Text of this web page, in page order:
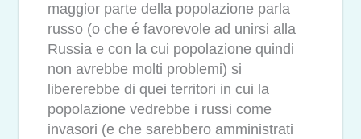
maggior parte della popolazione parla
russo (o che é favorevole ad unirsi alla
Russia e con la cui popolazione quindi
non avrebbe molti problemi) si
libererebbe di quei territori in cui la
popolazione vedrebbe i russi come
invasori (e che sarebbero amministrati